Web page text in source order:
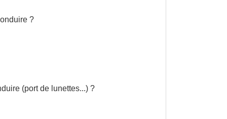
?
(port de lunettes...) ?